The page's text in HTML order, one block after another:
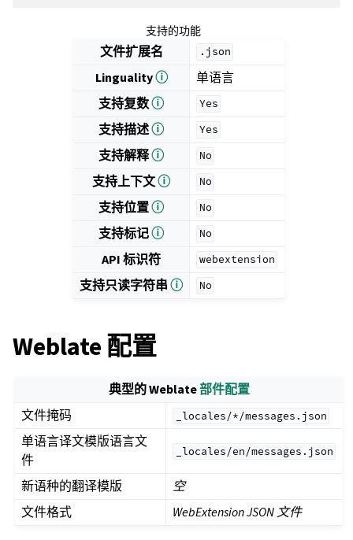
支持的功能
文件扩展名 .json
Lingualityⓘ
单语言
支持复数ⓘ Yes
支持描述ⓘ Yes
支持解释ⓘ No
支持上下文ⓘ No
支持位置ⓘ No
支持标记ⓘ No
API 标识符 webextension
支持只读字符串ⓘ No
Weblate 配置
典型的 Weblate部件配置
文件掩码
_locales/*/messages.json
单语言译文模版语言文
件
_locales/en/messages.json
新语种的翻译模版
空
文件格式
WebExtension JSON 文件